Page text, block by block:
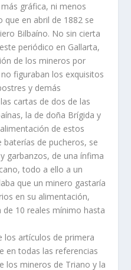
gráfica, ni menos
en abril de 1882 se
Bilbaí­no. No sin cierta
periódico en Gallarta,
de los mineros por
figuraban los exquisitos
y demás
cartas de dos de las
la de doña Brí­gida y
de estos
de pucheros, se
garbanzos, de una í­nfima
todo a ello a un
que un minero gastarí­a
en su alimentación,
10 reales mí­nimo hasta
los artí­culos de primera
en todas las referencias
los mineros de Triano y la